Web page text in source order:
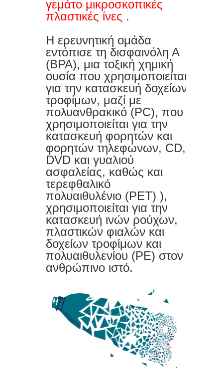
γεμάτο μικροσκοπικές
πλαστικές ίνες .
Η ερευνητική ομάδα
εντόπισε τη δισφαινόλη Α
(BPA), μια τοξική χημική
ουσία που χρησιμοποιείται
για την κατασκευή δοχείων
τροφίμων, μαζί με
πολυανθρακικό (PC), που
χρησιμοποιείται για την
κατασκευή φορητών και
φορητών τηλεφώνων, CD,
DVD και γυαλιού
ασφαλείας, καθώς και
τερεφθαλικό
πολυαιθυλένιο (PET) ),
χρησιμοποιείται για την
κατασκευή ινών ρούχων,
πλαστικών φιαλών και
δοχείων τροφίμων και
πολυαιθυλενίου (PE) στον
ανθρώπινο ιστό.